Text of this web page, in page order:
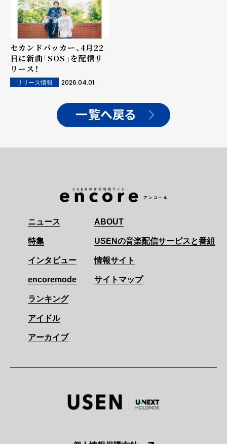
セカンドバッカー、4月22
日に新曲「SOS」を配信リ
リース！
リリース情報 2026.04.01
一覧へ戻る
ニュース
特集
インタビュー
encoremode
ランキング
アイドル
アーカイブ
ABOUT
USENの音楽配信サービスと番組
情報サイト
サイトマップ